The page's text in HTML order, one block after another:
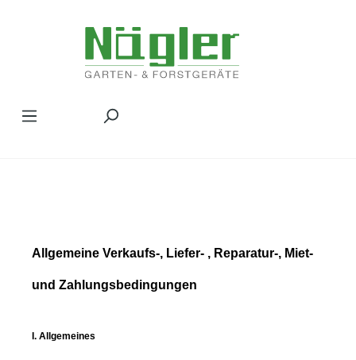
Allgemeine Verkaufs-, Liefer- , Reparatur-, Miet-
und Zahlungsbedingungen
I. Allgemeines